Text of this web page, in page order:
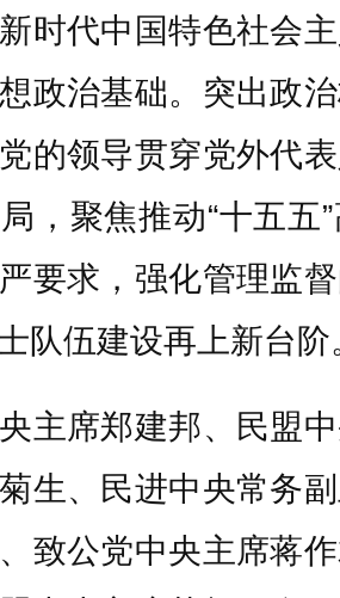
时代中国特色社会
政治基础。突出政
的领导贯穿党外代
，聚焦推动“十五五
要求，强化管理监
队伍建设再上新台阶
席郑建邦、民盟中
生、民进中央常务
致公党中央主席蒋